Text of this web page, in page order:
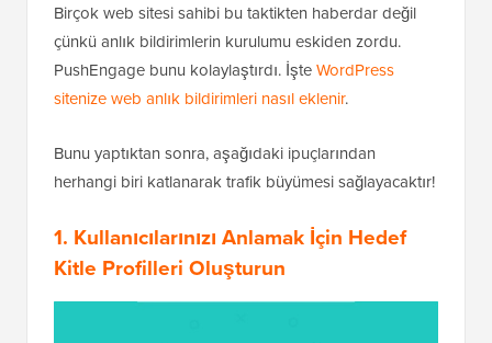
Birçok web sitesi sahibi bu taktikten haberdar değil
çünkü anlık bildirimlerin kurulumu eskiden zordu.
PushEngage bunu kolaylaştırdı. İşteWordPress
sitenize web anlık bildirimleri nasıl eklenir.
Bunu yaptıktan sonra, aşağıdaki ipuçlarından
herhangi biri katlanarak trafik büyümesi sağlayacaktır!
1. Kullanıcılarınızı Anlamak İçin Hedef
Kitle Profilleri Oluşturun